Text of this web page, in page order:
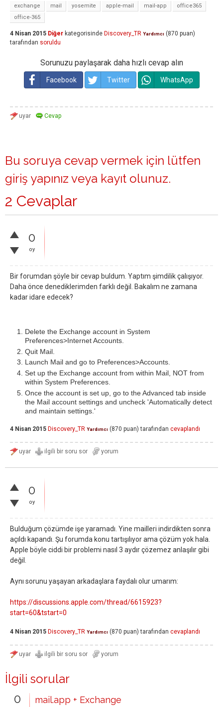
exchange mail yosemite apple-mail mail-app
office365
office-365
4 Nisan 2015 Diğer kategorisinde Discovery_TR Yardımcı (870 puan)
tarafından soruldu
Sorunuzu paylaşarak daha hızlı cevap alın
Facebook Twitter WhatsApp
Bu soruya cevap vermek için lütfen
giriş yapınız veya kayıt olunuz.
2 Cevaplar
0
oy
Bir forumdan şöyle bir cevap buldum. Yaptım şimdilik çalışıyor.
Daha önce denediklerimden farklı değil. Bakalım ne zamana
kadar idare edecek?
Delete the Exchange account in System
Preferences>Internet Accounts.
Quit Mail.
Launch Mail and go to Preferences>Accounts.
Set up the Exchange account from within Mail, NOT from
within System Preferences.
Once the account is set up, go to the Advanced tab inside
the Mail account settings and uncheck 'Automatically detect
and maintain settings.'
4 Nisan 2015 Discovery_TR Yardımcı (870 puan) tarafından cevaplandı
0
oy
Bulduğum çözümde işe yaramadı. Yine mailleri indirdikten sonra
açıldı kapandı. Şu forumda konu tartışılıyor ama çözüm yok hala.
Apple böyle ciddi bir problemi nasıl 3 aydır çözemez anlaşılır gibi
değil.
Aynı sorunu yaşayan arkadaşlara faydalı olur umarım:
https://discussions.apple.com/thread/6615923?
start=60&tstart=0
4 Nisan 2015 Discovery_TR Yardımcı (870 puan) tarafından cevaplandı
İlgili sorular
0
mail.app + Exchange